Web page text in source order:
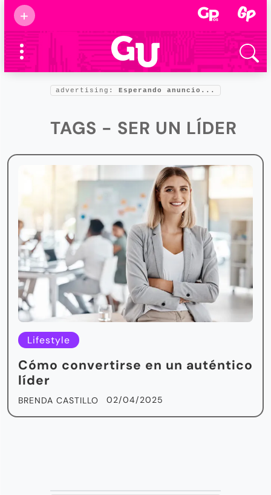
+
Supermamás
2025
Marcas de
confianza
Foro salud
advertising: Esperando anuncio...
TAGS - SER UN LÍDER
Lifestyle
Cómo convertirse en un auténtico
líder
BRENDA CASTILLO 02/04/2025